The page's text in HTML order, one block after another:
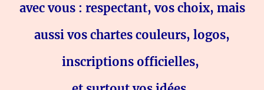
avec vous : respectant, vos choix, mais
aussi vos chartes couleurs, logos,
inscriptions officielles,